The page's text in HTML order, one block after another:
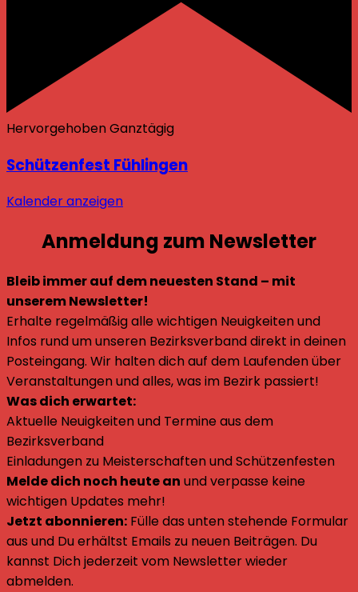
HervorgehobenGanztägig
Schützenfest Fühlingen
Kalender anzeigen
Anmeldung zum Newsletter
Bleib immer auf dem neuesten Stand – mit
unserem Newsletter!
Erhalte regelmäßig alle wichtigen Neuigkeiten und
Infos rund um unseren Bezirksverband direkt in deinen
Posteingang. Wir halten dich auf dem Laufenden über
Veranstaltungen und alles, was im Bezirk passiert!
Was dich erwartet:
Aktuelle Neuigkeiten und Termine aus dem
Bezirksverband
Einladungen zu Meisterschaften und Schützenfesten
Melde dich noch heute an und verpasse keine
wichtigen Updates mehr!
Jetzt abonnieren: Fülle das unten stehende Formular
aus und Du erhältst Emails zu neuen Beiträgen. Du
kannst Dich jederzeit vom Newsletter wieder
abmelden.